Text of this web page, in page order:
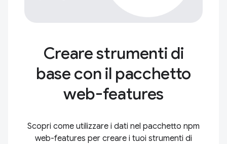
Creare strumenti di
base con il pacchetto
web-features
Scopri come utilizzare i dati nel pacchetto npm
web-features per creare i tuoi strumenti di